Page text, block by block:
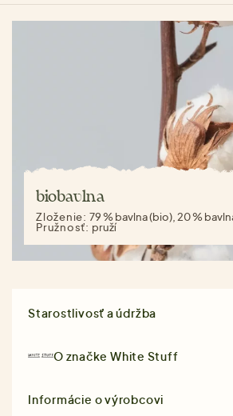
biobavlna
Zloženie: 79 % bavlna (bio), 20 %
Pružnosť: pruží
Starostlivosť a údržba
O značkeWhite Stuff
Informácie o výrobcovi